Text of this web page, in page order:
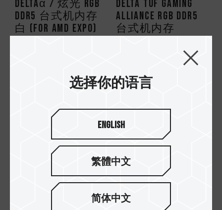
DELTAα / 炫光 RGB
DDR5 台式机内存
白 (FOR AMD EXPO)
DELTA TUF Gaming
Alliance RGB DDR5
台式机内存
DELTA RGB DDR5
VALKYRIE Edition 台
VULCAN / 火神 DDR5
台式机内存 黑
选择你的语言
English
繁體中文
简体中文